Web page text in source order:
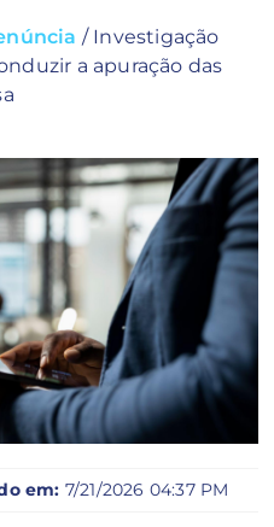
/ Investigação
a apuração das
em: 7/21/2026 04:37 PM